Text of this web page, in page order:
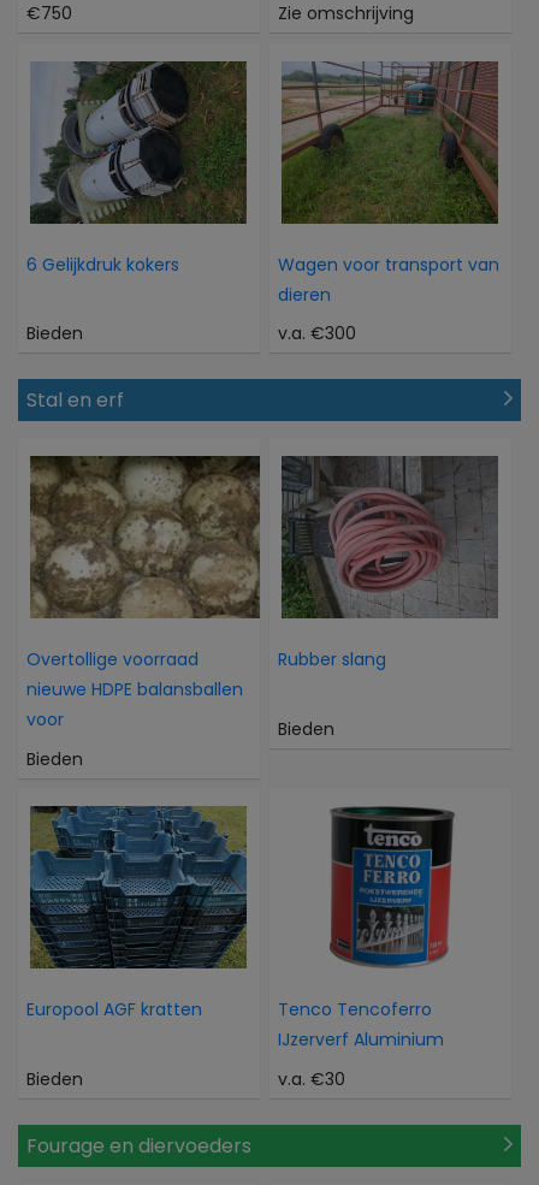
€750
Zie omschrijving
6 Gelijkdruk kokers
Bieden
Wagen voor transport van
dieren
v.a. €300
Stal en erf
Overtollige voorraad
nieuwe HDPE balansballen
voor
Bieden
Rubber slang
Bieden
Europool AGF kratten
Bieden
Tenco Tencoferro
IJzerverf Aluminium
v.a. €30
Fourage en diervoeders